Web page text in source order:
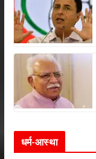
धर्म-आस्था